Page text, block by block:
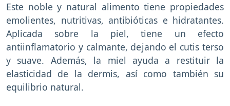
Este noble y natural alimento tiene propiedades
emolientes, nutritivas, antibióticas e hidratantes.
Aplicada sobre la piel, tiene un efecto
antiinflamatorio y calmante, dejando el cutis terso
y suave. Además, la miel ayuda a restituir la
elasticidad de la dermis, así como también su
equilibrio natural.